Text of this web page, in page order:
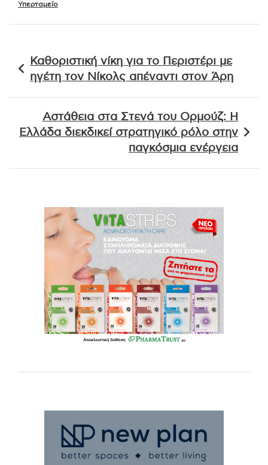
Υπερταμείο
άρθρων
Καθοριστική νίκη για το Περιστέρι με
ηγέτη τον Νίκολς απέναντι στον Άρη
Αστάθεια στα Στενά του Ορμούζ: Η
Ελλάδα διεκδικεί στρατηγικό ρόλο στην
παγκόσμια ενέργεια